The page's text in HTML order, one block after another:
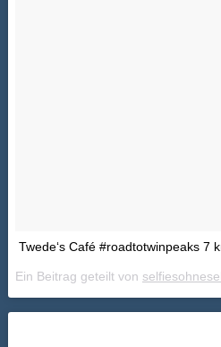
Twede‘s Café #roadtotwinpeaks 7
Ein Beitrag geteilt von